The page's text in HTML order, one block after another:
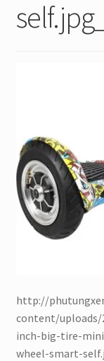
http://
content/uploads/
inch-big-tire-
wheel-smart-